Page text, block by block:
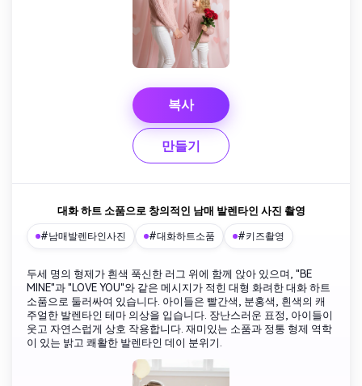
복사
만들기
대화 하트 소품으로 창의적인 남매 발렌타인 사진 촬영
#남매발렌타인사진 #대화하트소품 #키즈촬영
두세 명의 형제가 흰색 푹신한 러그 위에 함께 앉아 있으며, "BE
MINE"과 "LOVE YOU"와 같은 메시지가 적힌 대형 화려한 대화 하트
소품으로 둘러싸여 있습니다. 아이들은 빨간색, 분홍색, 흰색의 캐
주얼한 발렌타인 테마 의상을 입습니다. 장난스러운 표정, 아이들이
웃고 자연스럽게 상호 작용합니다. 재미있는 소품과 정통 형제 역학
이 있는 밝고 쾌활한 발렌타인 데이 분위기.